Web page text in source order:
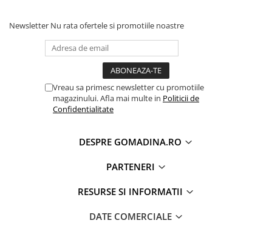
Newsletter Nu rata ofertele si promotiile noastre
Vreau sa primesc newsletter cu promotiile
magazinului. Afla mai multe in Politicii de
Confidentialitate
DESPRE GOMADINA.RO
PARTENERI
RESURSE SI INFORMATII
DATE COMERCIALE